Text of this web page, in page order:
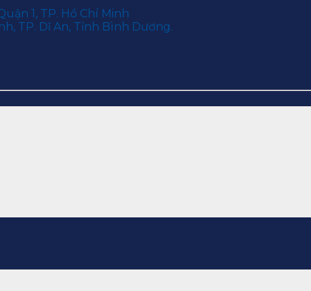
1, TP. Hồ Chí Minh
TP. Dĩ An, Tỉnh Bình Dương.